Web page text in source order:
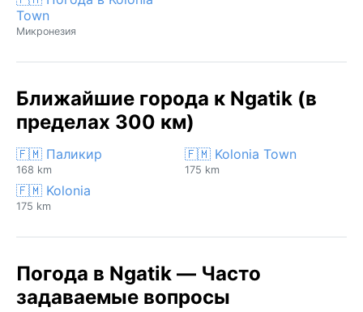
Town
Микронезия
Ближайшие города к Ngatik (в
пределах 300 км)
🇫🇲 Паликир
168 km
🇫🇲 Kolonia Town
175 km
🇫🇲 Kolonia
175 km
Погода в Ngatik — Часто
задаваемые вопросы